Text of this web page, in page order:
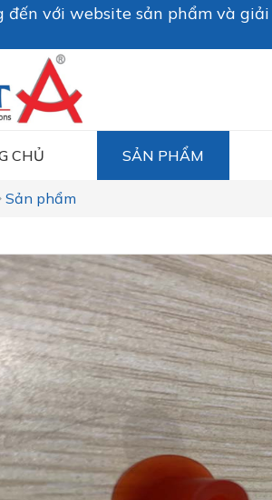
đến với website sản phẩm và
CHỦ SẢN PHẨM
Sản phẩm